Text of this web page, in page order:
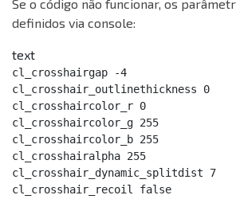
Se o código não funcionar, os
definidos via console:
text
cl_crosshairgap -4
cl_crosshair_outlinethickness 0
cl_crosshaircolor_r 0
cl_crosshaircolor_g 255
cl_crosshaircolor_b 255
cl_crosshairalpha 255
cl_crosshair_dynamic_splitdist 7
cl_crosshair_recoil false